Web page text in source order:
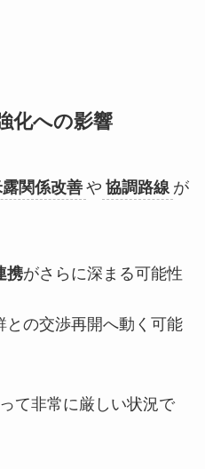
化への影響
関係改善 や 協調路線 が
携がさらに深まる可能性
との交渉再開へ動く可能
て非常に厳しい状況で